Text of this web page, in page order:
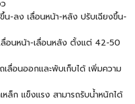
-ลง เลื่อนหน้า-หลัง ปรับเฉียงขึ้น-
ลื่อนหน้า-เลื่อนหลัง ตั้งแต่ 42-50
ลื่อนออกและพับเก็บได้ เพิ่มความ
หล็ก แข็งแรง สามารถรับน้ำหนักได้